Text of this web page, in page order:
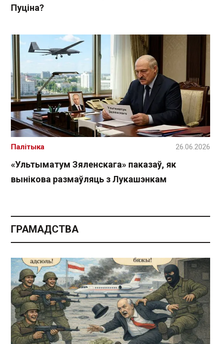
Пуціна?
«Ультыматум Зяленскага» паказаў, як
вынікова размаўляць з Лукашэнкам
Палітыка 26.06.2026
ГРАМАДСТВА